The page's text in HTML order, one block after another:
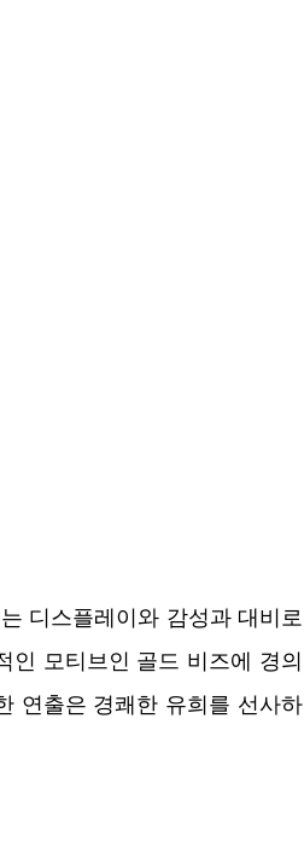
디스플레이와 감성과 대비로
인 모티브인 골드 비즈에 경의
연출은 경쾌한 유희를 선사하